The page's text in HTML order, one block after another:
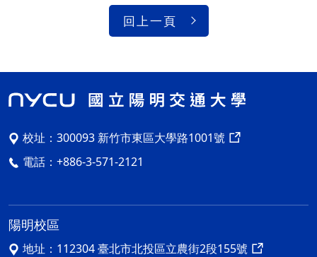
回上一頁
校址： 300093 新竹市東區大學路1001號
電話： +886-3-571-2121
陽明校區
地址： 112304 臺北市北投區立農街2段155號